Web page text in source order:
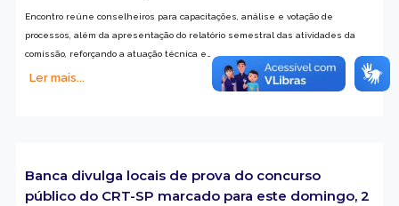
Encontro reúne conselheiros para capacitações, análise e votação de
processos, além da apresentação do relatório semestral das atividades da
comissão, reforçando a atuação técnica e…
Ler mais...
Banca divulga locais de prova do concurso
público do CRT-SP marcado para este domingo, 2